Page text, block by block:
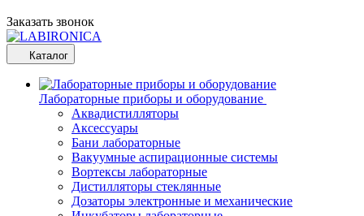
Заказать звонок
Каталог
Лабораторные приборы и оборудование
Аквадистилляторы
Аксессуары
Бани лабораторные
Вакуумные аспирационные системы
Вортексы лабораторные
Дистилляторы стеклянные
Дозаторы электронные и механические